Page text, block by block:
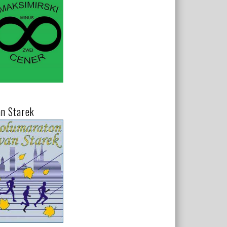
Starek